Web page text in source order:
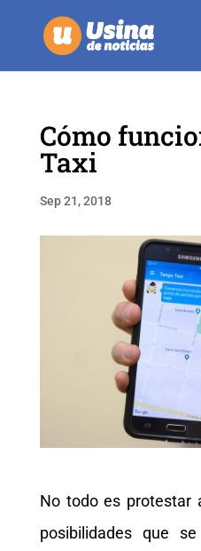
Cómo
Taxi
Sep 21, 2018
No todo es protestar
posibilidades que